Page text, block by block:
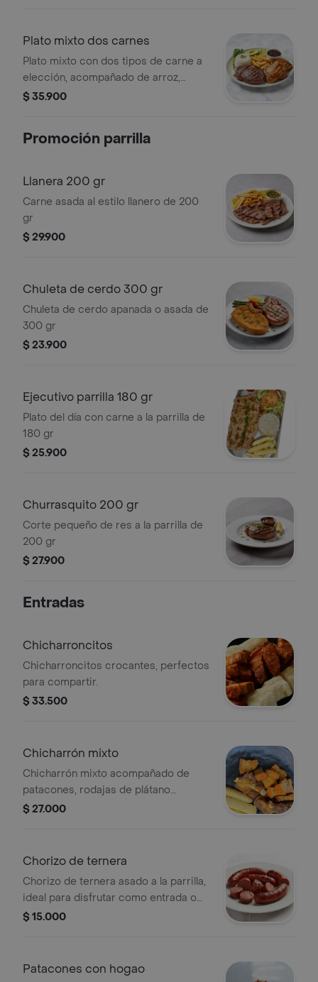
Plato mixto dos carnes
Plato mixto con dos tipos de carne a
elección, acompañado de arroz,
papas fritas, aguacate, cebolla asada
$ 35.900
Promoción parrilla
Llanera 200 gr
Carne asada al estilo llanero de 200
gr
$ 29.900
Chuleta de cerdo 300 gr
Chuleta de cerdo apanada o asada de
300 gr
$ 23.900
Ejecutivo parrilla 180 gr
Plato del día con carne a la parrilla de
180 gr
$ 25.900
Churrasquito 200 gr
Corte pequeño de res a la parrilla de
200 gr
$ 27.900
Entradas
Chicharroncitos
Chicharroncitos crocantes, perfectos
para compartir.
$ 33.500
Chicharrón mixto
Chicharrón mixto acompañado de
patacones, rodajas de plátano
maduro, cebolla morada y limón.
$ 27.000
Chorizo de ternera
Chorizo de ternera asado a la parrilla,
ideal para disfrutar como entrada o
acompañamiento.
$ 15.000
Patacones con hogao